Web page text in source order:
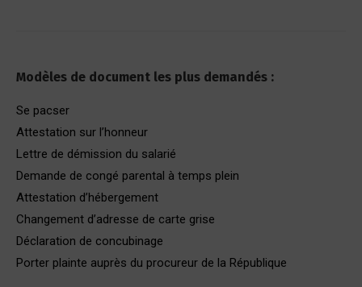
Modèles de document les plus demandés :
Se pacser
Attestation sur l’honneur
Lettre de démission du salarié
Demande de congé parental à temps plein
Attestation d’hébergement
Changement d’adresse de carte grise
Déclaration de concubinage
Porter plainte auprès du procureur de la République